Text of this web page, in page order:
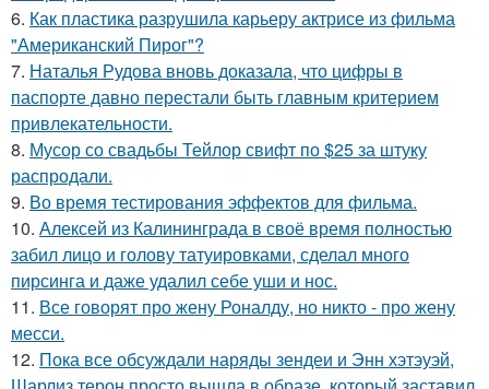
6. Как пластика разрушила карьеру актрисе из фильма
"Американский Пирог"?
7. Наталья Рудова вновь доказала, что цифры в
паспорте давно перестали быть главным критерием
привлекательности.
8. Мусор со свадьбы Тейлор свифт по $25 за штуку
распродали.
9. Во время тестирования эффектов для фильма.
10. Алексей из Калининграда в своё время полностью
забил лицо и голову татуировками, сделал много
пирсинга и даже удалил себе уши и нос.
11. Все говорят про жену Роналду, но никто - про жену
месси.
12. Пока все обсуждали наряды зендеи и Энн хэтэуэй,